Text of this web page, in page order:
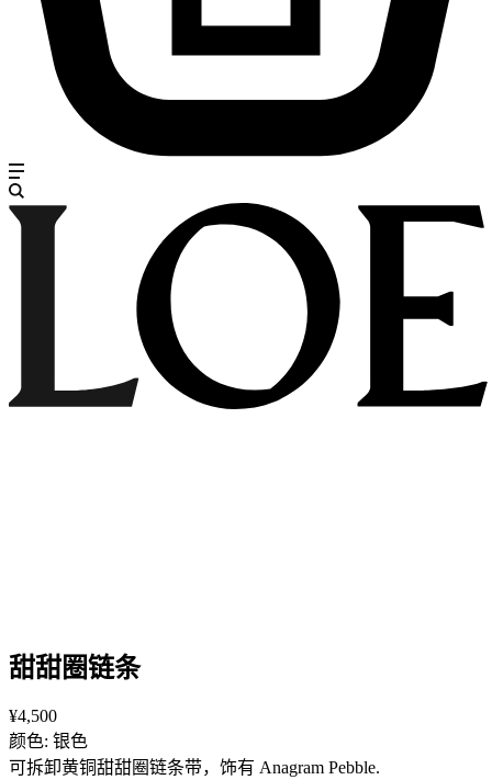
甜甜圈链条
¥4,500
颜色: 银色
可拆卸黄铜甜甜圈链条带，饰有 Anagram Pebble.